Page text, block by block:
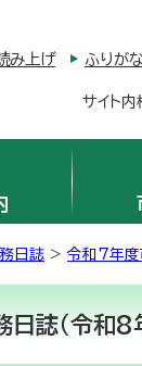
み上げ ふりが
サイト内
日誌 >令和7年度
日誌（令和